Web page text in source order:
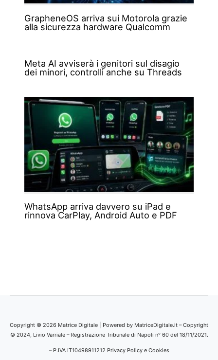
GrapheneOS arriva sui Motorola grazie
alla sicurezza hardware Qualcomm
Meta AI avviserà i genitori sul disagio
dei minori, controlli anche su Threads
WhatsApp arriva davvero su iPad e
rinnova CarPlay, Android Auto e PDF
Copyright © 2026 Matrice Digitale | Powered by MatriceDigitale.it – Copyright
© 2024, Livio Varriale – Registrazione Tribunale di Napoli n° 60 del 18/11/2021.
– P.IVA IT10498911212 Privacy Policy e Cookies